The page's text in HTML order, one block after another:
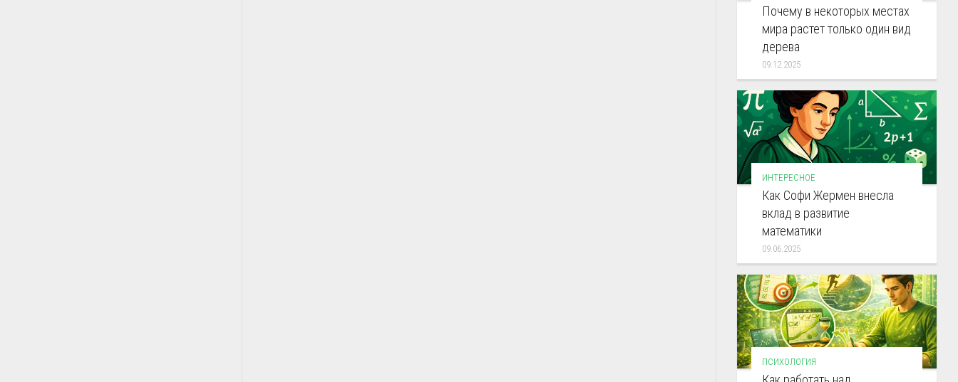
Почему в некоторых местах
мира растет только один вид
дерева
09.12.2025
ИНТЕРЕСНОЕ
Как Софи Жермен внесла
вклад в развитие
математики
09.06.2025
ПСИХОЛОГИЯ